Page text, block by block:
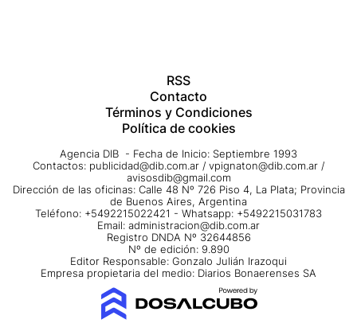
RSS
Contacto
Términos y Condiciones
Política de cookies
Agencia DIB - Fecha de Inicio: Septiembre 1993
Contactos: publicidad@dib.com.ar / vpignaton@dib.com.ar /
avisosdib@gmail.com
Dirección de las oficinas: Calle 48 Nº 726 Piso 4, La Plata; Provincia
de Buenos Aires, Argentina
Teléfono: +5492215022421 - Whatsapp: +5492215031783
Email: administracion@dib.com.ar
Registro DNDA Nº 32644856
Nº de edición: 9.890
Editor Responsable: Gonzalo Julián Irazoqui
Empresa propietaria del medio: Diarios Bonaerenses SA